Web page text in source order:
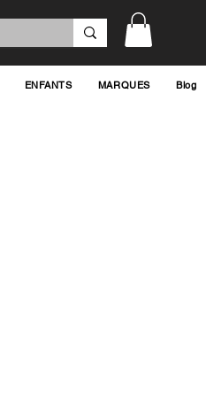
ENFANTS MARQUES Blog